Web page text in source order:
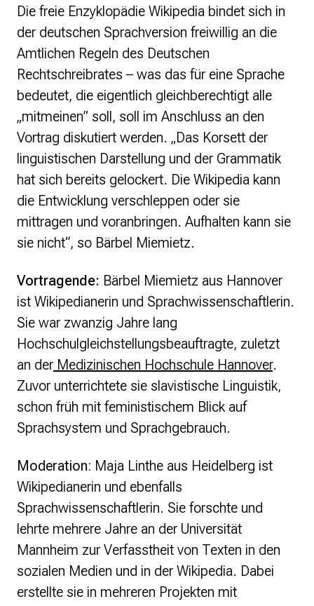
Die freie Enzyklopädie Wikipedia bindet sich in
der deutschen Sprachversion freiwillig an die
Amtlichen Regeln des Deutschen
Rechtschreibrates – was das für eine Sprache
bedeutet, die eigentlich gleichberechtigt alle
„mitmeinen” soll, soll im Anschluss an den
Vortrag diskutiert werden. „Das Korsett der
linguistischen Darstellung und der Grammatik
hat sich bereits gelockert. Die Wikipedia kann
die Entwicklung verschleppen oder sie
mittragen und voranbringen. Aufhalten kann sie
sie nicht“, so Bärbel Miemietz.
Vortragende: Bärbel Miemietz aus Hannover
ist Wikipedianerin und Sprachwissenschaftlerin.
Sie war zwanzig Jahre lang
Hochschulgleichstellungsbeauftragte, zuletzt
an der Medizinischen Hochschule Hannover.
Zuvor unterrichtete sie slavistische Linguistik,
schon früh mit feministischem Blick auf
Sprachsystem und Sprachgebrauch.
Moderation: Maja Linthe aus Heidelberg ist
Wikipedianerin und ebenfalls
Sprachwissenschaftlerin. Sie forschte und
lehrte mehrere Jahre an der Universität
Mannheim zur Verfasstheit von Texten in den
sozialen Medien und in der Wikipedia. Dabei
erstellte sie in mehreren Projekten mit